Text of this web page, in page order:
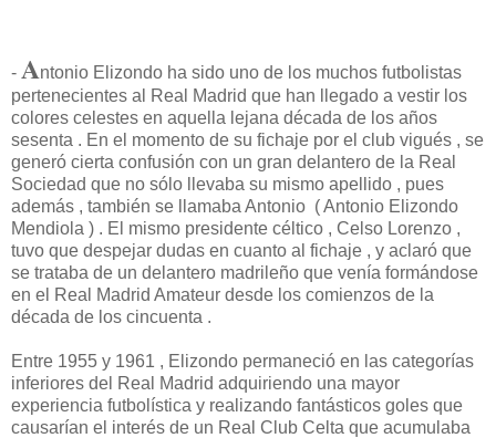
- Antonio Elizondo ha sido uno de los muchos futbolistas
pertenecientes al Real Madrid que han llegado a vestir los
colores celestes en aquella lejana década de los años
sesenta . En el momento de su fichaje por el club vigués , se
generó cierta confusión con un gran delantero de la Real
Sociedad que no sólo llevaba su mismo apellido , pues
además , también se llamaba Antonio ( Antonio Elizondo
Mendiola ) . El mismo presidente céltico , Celso Lorenzo ,
tuvo que despejar dudas en cuanto al fichaje , y aclaró que
se trataba de un delantero madrileño que venía formándose
en el Real Madrid Amateur desde los comienzos de la
década de los cincuenta .
Entre 1955 y 1961 , Elizondo permaneció en las categorías
inferiores del Real Madrid adquiriendo una mayor
experiencia futbolística y realizando fantásticos goles que
causarían el interés de un Real Club Celta que acumulaba